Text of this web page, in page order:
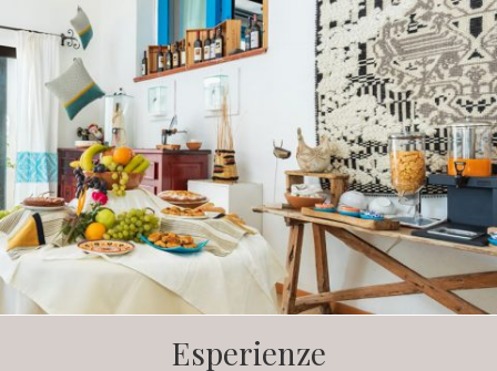
Esperienze